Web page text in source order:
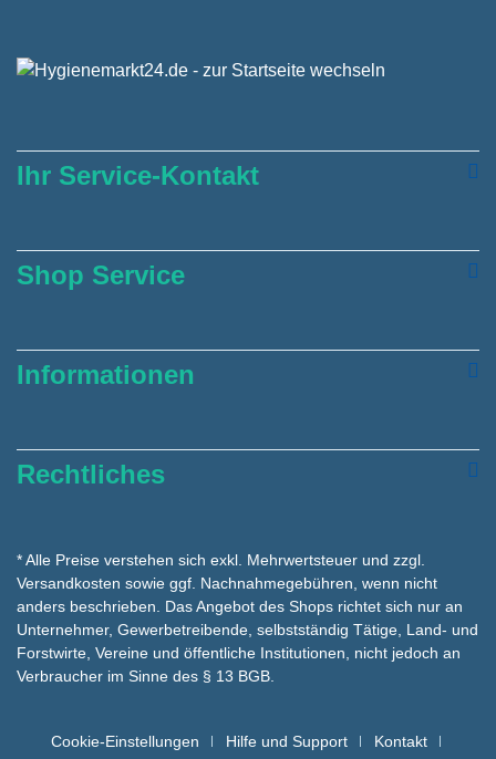
Ihr Service-Kontakt
Shop Service
Informationen
Rechtliches
* Alle Preise verstehen sich exkl. Mehrwertsteuer und zzgl.
Versandkosten sowie ggf. Nachnahmegebühren, wenn nicht
anders beschrieben. Das Angebot des Shops richtet sich nur an
Unternehmer, Gewerbetreibende, selbstständig Tätige, Land- und
Forstwirte, Vereine und öffentliche Institutionen, nicht jedoch an
Verbraucher im Sinne des § 13 BGB.
Cookie-Einstellungen Hilfe und Support Kontakt